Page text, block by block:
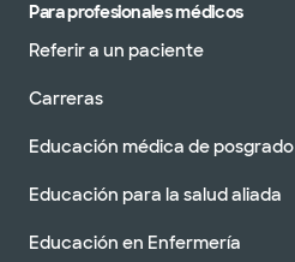
Para profesionales médicos
Referir a un paciente
Carreras
Educación médica de posgrado
Educación para la salud aliada
Educación en Enfermería